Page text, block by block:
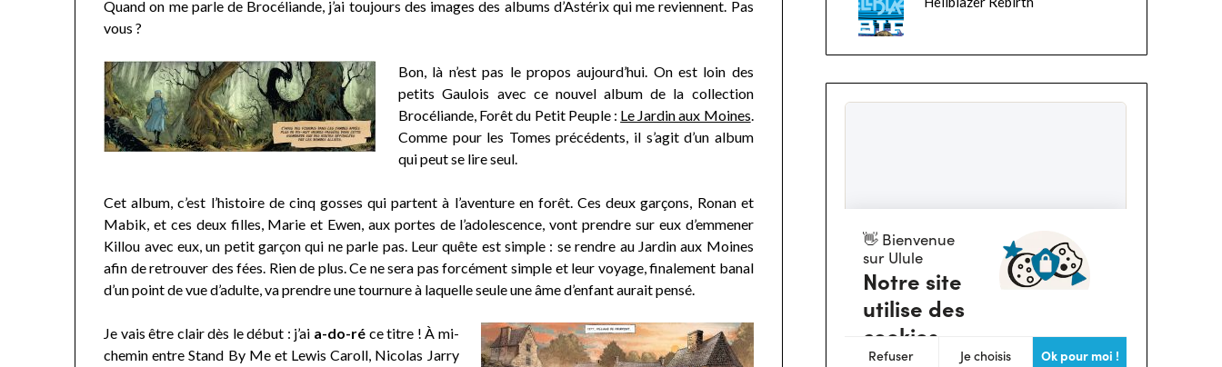
Quand on me parle de Brocéliande, j’ai toujours des images des albums d’Astérix qui me reviennent. Pas
vous ?
Bon, là n’est pas le propos aujourd’hui. On est loin des
petits Gaulois avec ce nouvel album de la collection
Brocéliande, Forêt du Petit Peuple : Le Jardin aux Moines.
Comme pour les Tomes précédents, il s’agit d’un album
qui peut se lire seul.
Cet album, c’est l’histoire de cinq gosses qui partent à l’aventure en forêt. Ces deux garçons, Ronan et
Mabik, et ces deux filles, Marie et Ewen, aux portes de l’adolescence, vont prendre sur eux d’emmener
Killou avec eux, un petit garçon qui ne parle pas. Leur quête est simple : se rendre au Jardin aux Moines
afin de retrouver des fées. Rien de plus. Ce ne sera pas forcément simple et leur voyage, finalement banal
d’un point de vue d’adulte, va prendre une tournure à laquelle seule une âme d’enfant aurait pensé.
Je vais être clair dès le début : j’ai a-do-réce titre ! À mi-
chemin entre Stand By Me et Lewis Caroll, Nicolas Jarry